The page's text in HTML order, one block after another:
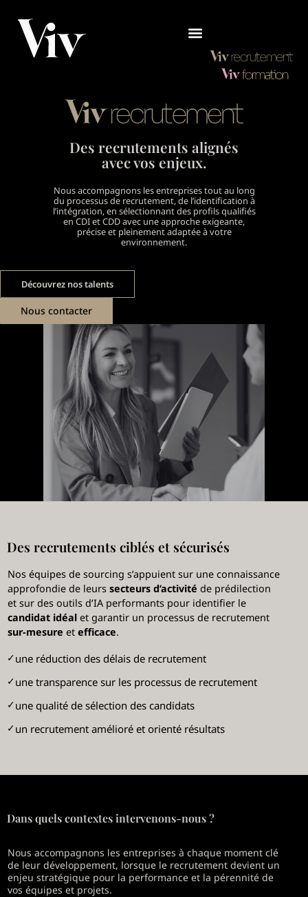
Des recrutements alignés
avec vos enjeux.
Nous accompagnons les entreprises tout au long
du processus de recrutement,de l’identification à
l’intégration, en sélectionnant des profils qualifiés
en CDI et CDD avec une approche exigeante,
précise et pleinement adaptée à votre
environnement.
Découvrez nos talents
Nous contacter
Des recrutements ciblés et sécurisés
Nos équipes de sourcing s’appuient sur une connaissance
approfondie de leurs secteurs d’activité de prédilection
et sur des outils d’IA performants pour identifier le
candidat idéal et garantir un processus de recrutement
sur-mesure et efficace.
✓une réduction des délais de recrutement
✓une transparence sur les processus de recrutement
✓une qualité de sélection des candidats
✓un recrutement amélioré et orienté résultats
Dans quels contextes intervenons-nous ?
Nous accompagnons les entreprises à chaque moment clé
de leur développement, lorsque le recrutement devient un
enjeu stratégique pour la performance et la pérennité de
vos équipes et projets.